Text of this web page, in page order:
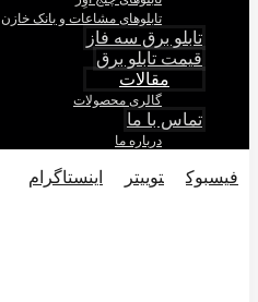
تابلوهای مشاعات و بانک خازن
تابلو برق سه فاز
قیمت تابلو برق
مقالات
گالری محصولات
تماس با ما
درباره ما
فيسبوک توییتر اینستاگرام